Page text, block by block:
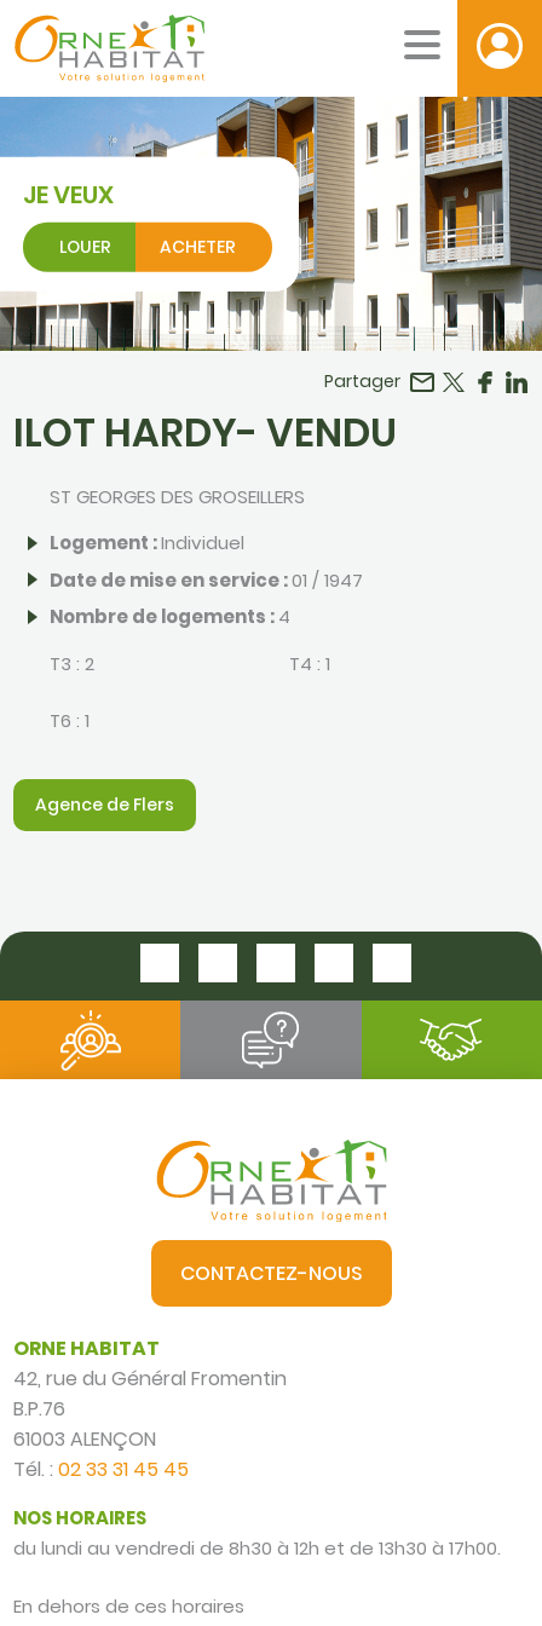
JE VEUX
LOUER ACHETER
Partager
ILOT HARDY- VENDU
ST GEORGES DES GROSEILLERS
Logement :Individuel
Date de mise en service :01 / 1947
Nombre de logements :4
T3 :2 T4 : 1
T6 :1
Agence de Flers
CONTACTEZ-NOUS
ORNE HABITAT
42, rue du Général Fromentin
B.P.76
61003 ALENÇON
Tél. :02 33 31 45 45
NOS HORAIRES
du lundi au vendredi de 8h30 à 12h et de 13h30 à 17h00.
En dehors de ces horaires